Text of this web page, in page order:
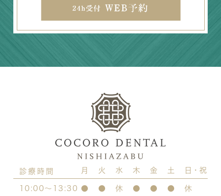
診療時間 月 火 水 木 金 土 日・祝
10:00～13:30 ● ● 休 ● ● ●
休